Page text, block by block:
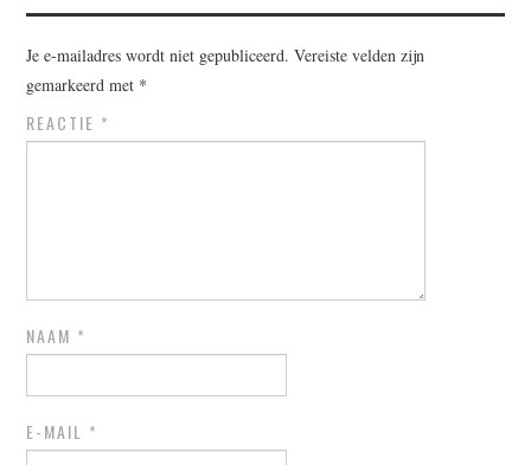
Je e-mailadres wordt niet gepubliceerd. Vereiste velden zijn
gemarkeerd met *
REACTIE *
NAAM *
E-MAIL *